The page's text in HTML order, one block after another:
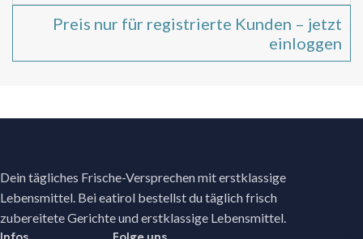
Preis nur für registrierte Kunden – jetzt
einloggen
Dein tägliches Frische-Versprechen mit erstklassige
Lebensmittel. Bei eatirol bestellst du täglich frisch
zubereitete Gerichte und erstklassige Lebensmittel.